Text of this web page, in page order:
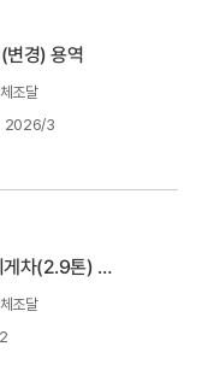
변경) 용역
조달
2026/3
환경사업부 재활용처리시설 신규 지게차(2.9톤) 구입
조달